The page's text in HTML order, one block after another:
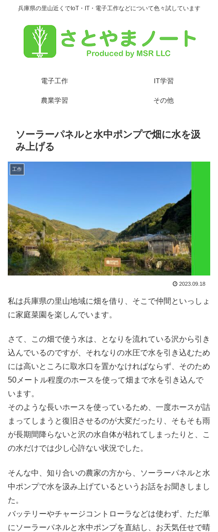
兵庫県の里山近くでIoT・IT・電子工作などについて色々試しています
電子工作 IT学習
農業学習 その他
ソーラーパネルと水中ポンプで畑に水を汲
み上げる
工作
2023.09.18
私は兵庫県の里山地域に畑を借り、そこで仲間といっしょ
に家庭菜園を楽しんでいます。
さて、この畑で使う水は、となりを流れている沢から引き
込んでいるのですが、それなりの水圧で水を引き込むため
には高いところに取水口を置かなければならず、そのため
50メートル程度のホースを使って畑まで水を引き込んで
います。
そのような長いホースを使っているため、一度ホースが詰
まってしまうと復旧させるのが大変だったり、そもそも雨
が長期間降らないと沢の水自体が枯れてしまったりと、こ
の水だけでは少し心許ない状況でした。
そんな中、知り合いの農家の方から、ソーラーパネルと水
中ポンプで水を汲み上げているというお話をお聞きしまし
た。
バッテリーやチャージコントローラなどは使わず、ただ単
にソーラーパネルと水中ポンプを直結し、お天気任せで晴